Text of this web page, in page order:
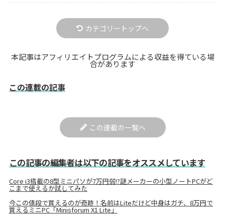
カテゴリートップへ
本記事はアフィリエイトプログラムによる収益を得ている場
合があります
この連載の記事
この連載の一覧へ
この記事の編集者は以下の記事をオススメしています
Core i3搭載の8型ミニパソが7万円弱!?謎メーカーの小型ノートPCがど
こまで使えるか試してみた
今この値段で買えるのが奇跡！名前はLiteだけど中身はガチ、8万円で
買えるミニPC「Minisforum X1 Lite」